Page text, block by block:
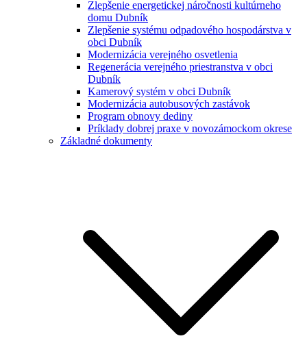
Zlepšenie energetickej náročnosti kultúrneho
domu Dubník
Zlepšenie systému odpadového hospodárstva v
obci Dubník
Modernizácia verejného osvetlenia
Regenerácia verejného priestranstva v obci
Dubník
Kamerový systém v obci Dubník
Modernizácia autobusových zastávok
Program obnovy dediny
Príklady dobrej praxe v novozámockom okrese
Základné dokumenty